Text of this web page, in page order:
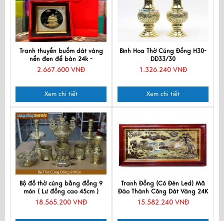
Tranh thuyền buồm dát vàng
nền đen để bàn 24k -
MNVHD04.3
2.667.600 VNĐ
Xem chi tiết
Bình Hoa Thờ Cúng Đồng H30-
DD33/30
1.326.240 VNĐ
Xem chi tiết
Bộ đồ thờ cúng bằng đồng 9
món ( Lư đồng cao 45cm )
18.565.200 VNĐ
Tranh Đồng (Có Đèn Led) Mã
Đáo Thành Công Dát Vàng 24K
(90x170)cm DD60100
15.582.240 VNĐ